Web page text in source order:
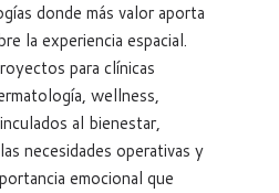
donde más valor aporta
la experiencia espacial.
para clínicas
wellness,
al bienestar,
necesidades operativas y
emocional que